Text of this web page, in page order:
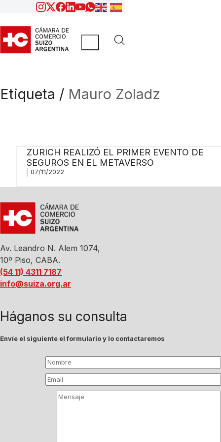
Etiqueta / Mauro Zoladz
ZURICH REALIZÓ EL PRIMER EVENTO DE
SEGUROS EN EL METAVERSO
07/11/2022
Av. Leandro N. Alem 1074,
10º Piso, CABA.
(54 11) 4311 7187
info@suiza.org.ar
Háganos su consulta
Envíe el siguiente el formulario y lo contactaremos